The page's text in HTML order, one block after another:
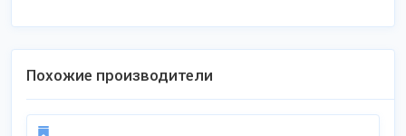
Похожие производители